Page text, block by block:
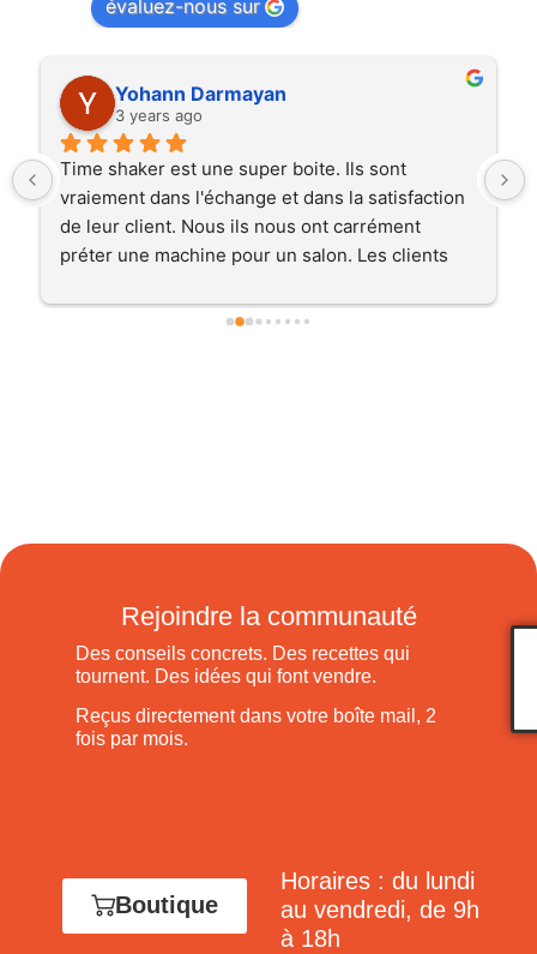
évaluez-nous sur
Yohann Darmayan
3 years ago
Time shaker est une super boite. Ils sont
vraiement dans l'échange et dans la satisfaction
de leur client. Nous ils nous ont carrément
préter une machine pour un salon. Les clients
minute sur le stand
Rejoindre la communauté
Des conseils concrets. Des recettes qui
tournent. Des idées qui font vendre.
Reçus directement dans votre boîte mail, 2
fois par mois.
Boutique
Horaires : du lundi
au vendredi, de 9h
à 18h